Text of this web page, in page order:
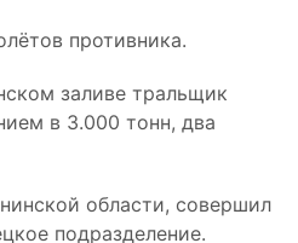
противника.
заливе тральщик
в 3.000 тонн, два
области, совершил
подразделение.